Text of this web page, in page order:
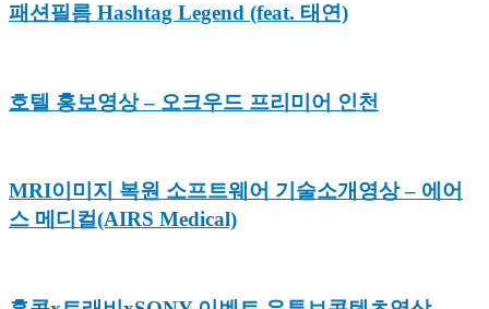
패션필름 Hashtag Legend (feat. 태연)
호텔 홍보영상 – 오크우드 프리미어 인천
MRI이미지 복원 소프트웨어 기술소개영상 – 에어
스 메디컬(AIRS Medical)